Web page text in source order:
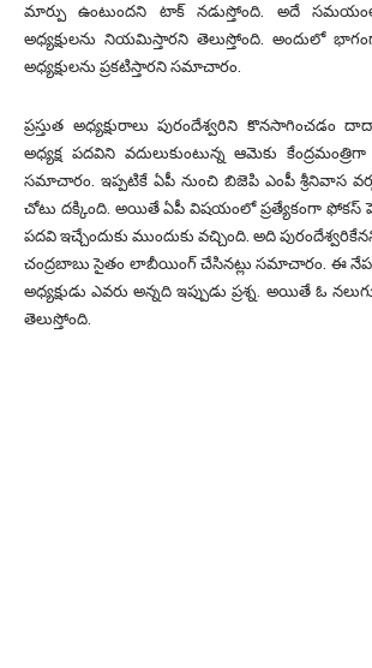
మార్పు ఉంటుందని టాక్ నడుస్తోంది. అదే
అధ్యక్షులను నియమిస్తారని తెలుస్తోంది. అందులో
అధ్యక్షులను ప్రకటిస్తారని సమాచారం.
ప్రస్తుత అధ్యక్షురాలు పురందేశ్వరిని
అధ్యక్ష పదవిని వదులుకుంటున్న ఆమెకు కేంద్రమంత్రిగా
సమాచారం. ఇప్పటికే ఏపీ నుంచి బిజెపి ఎంపీ శ్రీనివాస
చోటు దక్కింది. అయితే ఏపీ విషయంలో ప్రత్యేకంగా ఫోకస్
పదవి ఇచ్చేందుకు ముందుకు వచ్చింది. అది
చంద్రబాబు సైతం లాబీయింగ్ చేసినట్లు సమాచారం. ఈ
అధ్యక్షుడు ఎవరు అన్నది ఇప్పుడు ప్రశ్న. అయితే ఓ
తెలుస్తోంది.